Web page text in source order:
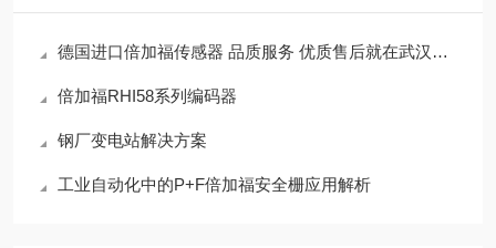
德国进口倍加福传感器 品质服务 优质售后就在武汉西尔福
倍加福RHI58系列编码器
钢厂变电站解决方案
工业自动化中的P+F倍加福安全栅应用解析